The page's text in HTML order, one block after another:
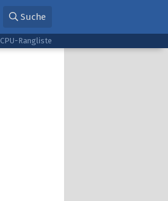
Suche
CPU-Rangliste